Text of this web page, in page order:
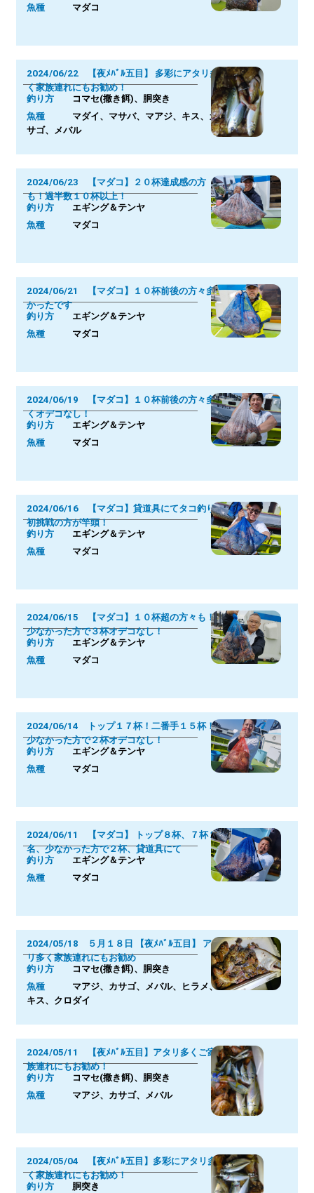
魚種 マダコ
2024/06/22 【夜ﾒﾊﾞﾙ五目】 多彩にアタリ多
く家族連れにもお勧め！
釣り方
コマセ(撒き餌)、胴突き
魚種 マダイ、マサバ、マアジ、キス、カ
サゴ、メバル
2024/06/23 【マダコ】２０杯達成感の方
も！過半数１０杯以上！
釣り方 エギング＆テンヤ
魚種 マダコ
2024/06/21 【マダコ】１０杯前後の方々多
かったです
釣り方 エギング＆テンヤ
魚種 マダコ
2024/06/19 【マダコ】１０杯前後の方々多
くオデコなし！
釣り方 エギング＆テンヤ
魚種 マダコ
2024/06/16 【マダコ】貸道具にてタコ釣り
初挑戦の方が竿頭！
釣り方 エギング＆テンヤ
魚種 マダコ
2024/06/15 【マダコ】１０杯超の方々も！
少なかった方で３杯オデコなし！
釣り方 エギング＆テンヤ
魚種 マダコ
2024/06/14 トップ１７杯！二番手１５杯！
少なかった方で２杯オデコなし！
釣り方 エギング＆テンヤ
魚種 マダコ
2024/06/11 【マダコ】 トップ８杯、７杯２
名、少なかった方で２杯、貸道具にて
釣り方 エギング＆テンヤ
魚種 マダコ
2024/05/18 ５月１８日 【夜ﾒﾊﾞﾙ五目】 アタ
リ多く家族連れにもお勧め
釣り方
コマセ(撒き餌)、胴突き
魚種 マアジ、カサゴ、メバル、ヒラメ、
キス、クロダイ
2024/05/11 【夜ﾒﾊﾞﾙ五目】アタリ多くご家
族連れにもお勧め！
釣り方
コマセ(撒き餌)、胴突き
魚種 マアジ、カサゴ、メバル
2024/05/04 【夜ﾒﾊﾞﾙ五目】多彩にアタリ多
く家族連れにもお勧め！
釣り方 胴突き